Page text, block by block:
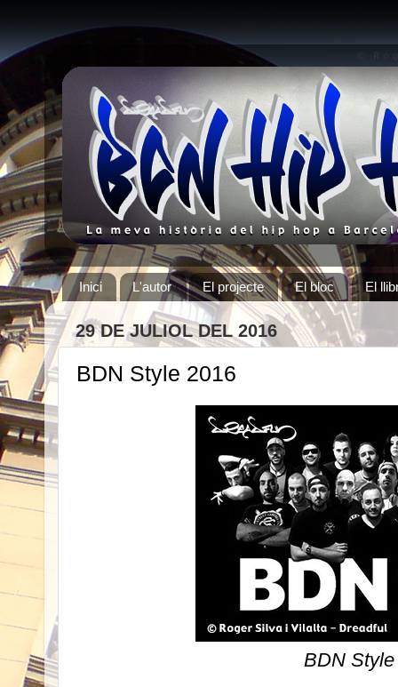
Inici L'autor El projecte El bloc El
29 DE JULIOL DEL 2016
BDN Style 2016
BDN